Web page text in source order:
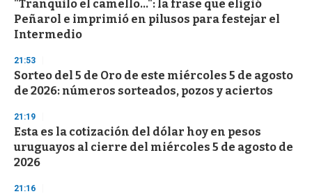
"Tranquilo el camello...": la frase que eligió
Peñarol e imprimió en pilusos para festejar el
Intermedio
21:53
Sorteo del 5 de Oro de este miércoles 5 de agosto
de 2026: números sorteados, pozos y aciertos
21:19
Esta es la cotización del dólar hoy en pesos
uruguayos al cierre del miércoles 5 de agosto de
2026
21:16